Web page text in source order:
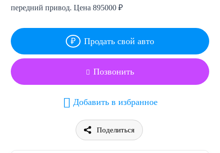
передний привод. Цена 895000 ₽
Продать свой авто
Позвонить
Добавить в избранное
Поделиться